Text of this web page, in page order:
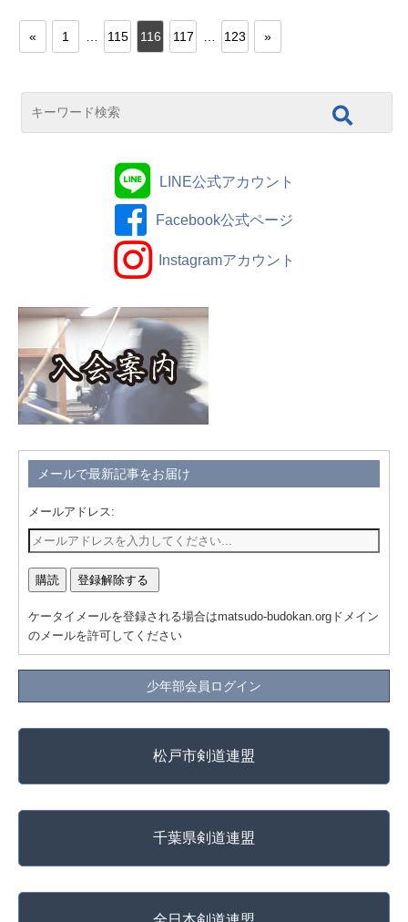
« 1 115 116 117 123 »
LINE公式アカウント
Facebook公式ページ
Instagramアカウント
メールで最新記事をお届け
メールアドレス:
ケータイメールを登録される場合はmatsudo-budokan.orgドメイン
のメールを許可してください
少年部会員ログイン
松戸市剣道連盟
千葉県剣道連盟